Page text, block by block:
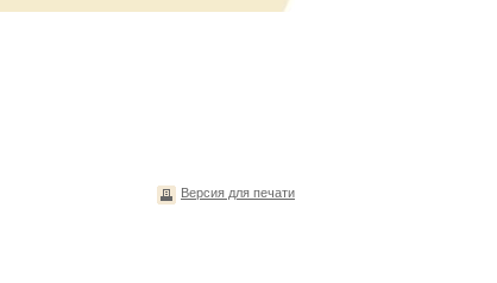
Версия для печати